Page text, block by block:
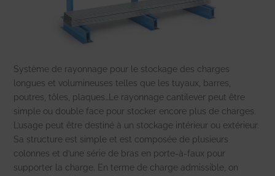
Système de rayonnage pour le stockage des charges
longues et volumineuses telles que les tuyaux, barres,
poutres, tôles, plaques…Le rayonnage cantilever peut être
simple ou double face pour stocker encore plus de charges.
L’usage peut être destiné à un stockage intérieur ou extérieur.
Sa structure est simple et est composée de plusieurs
colonnes et d’une série de bras en porte-à-faux pour
supporter la charge. En terme de charge admissible, on